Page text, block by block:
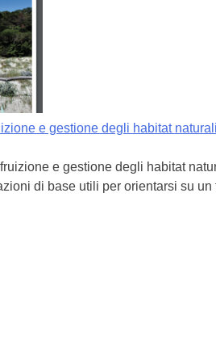
e gestione degli habitat
e gestione degli habitat
di base utili per orientarsi su